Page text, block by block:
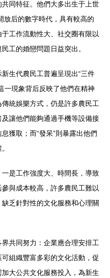
同特征。他們大多出生于上世
放后的數字時代，具有較高的
工作流動性大、社交圈有限以
工的婚戀問題日益突出。
生代農民工普遍呈現出“三件
一現象背后反映了他們在精神
統娛樂方式，仍是許多農民工
讓他們能夠通過手機等設備接
獲取；而“發呆”則暴露出他們
是工作強度大、時間長，導致
與成本較高，許多農民工難以
乏針對性的文化服務和心理關
共同努力：企業應合理安排工
組織豐富多彩的文化活動，促
大公共文化服務投入，為新生